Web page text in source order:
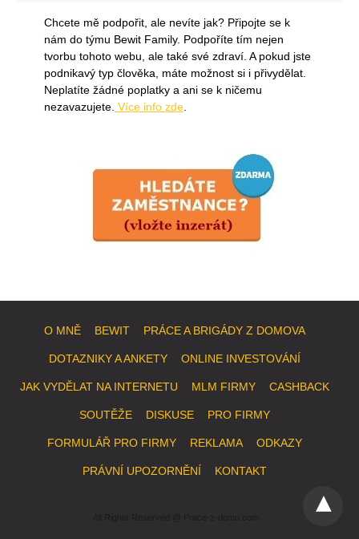
Chcete mě podpořit, ale nevíte jak? Připojte se k
nám do týmu Bewit Family. Podpoříte tím nejen
tvorbu tohoto webu, ale také své zdraví. A pokud jste
podnikavý typ člověka, máte možnost si i přivydělat.
Neplatíte žádné poplatky a ani se k ničemu
nezavazujete. Více info zde.
O MNĚ BEWIT PRÁCE A BRIGÁDY Z DOMOVA
DOTAZNIKY A ANKETY ONLINE INVESTOVÁNÍ
JAK VYDĚLAT NA INTERNETU MLM FIRMY CASHBACK
SOUTĚŽE DISKUSE PRO FIRMY
FORMULÁŘ PRO FIRMY REKLAMA ODKAZY
PRÁVNÍ UPOZORNĚNÍ KONTAKT